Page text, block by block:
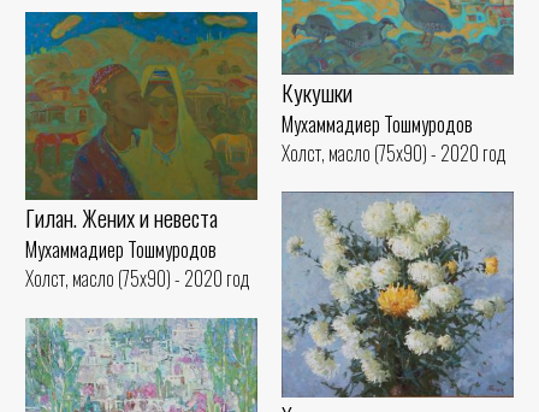
Кукушки
Мухаммадиер Тошмуродов
Холст, масло (75x90) - 2020 год
Гилан. Жених и невеста
Мухаммадиер Тошмуродов
Холст, масло (75x90) - 2020 год